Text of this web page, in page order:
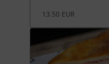
13.50 EUR